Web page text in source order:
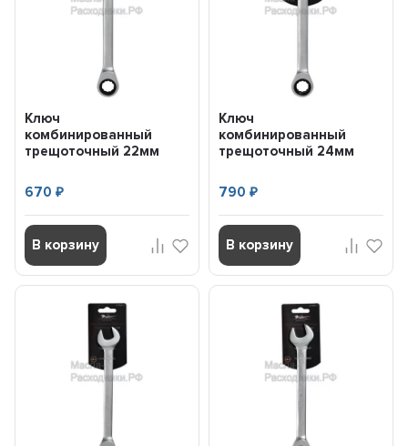
Ключ
комбинированный
трещоточный 22мм
670₽
В корзину
Ключ
комбинированный
трещоточный 24мм
790 ₽
В корзину